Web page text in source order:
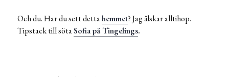
Och du. Har du sett dettahemmet? Jag älskar alltihop.
Tipstack till sötaSofia på Tingelings.